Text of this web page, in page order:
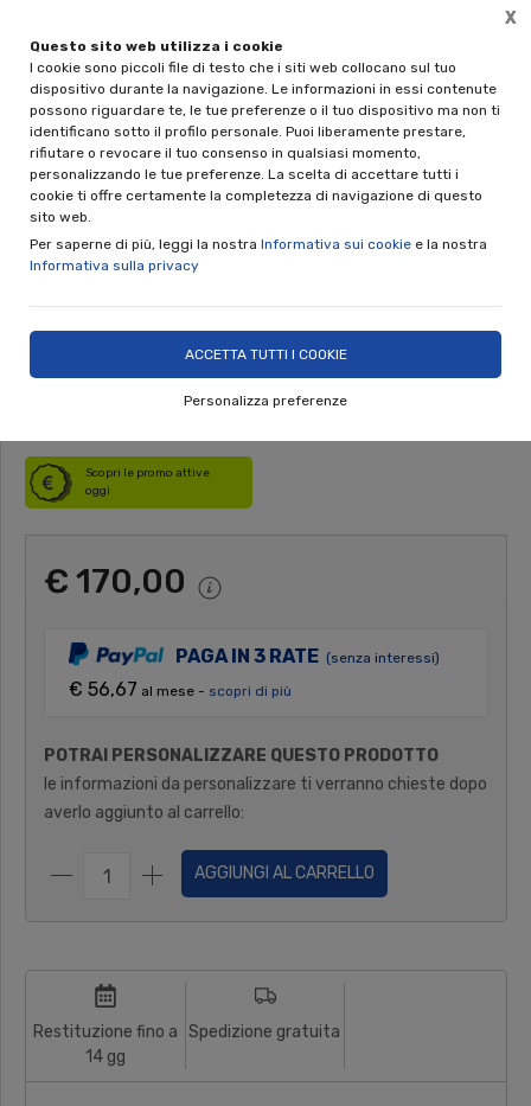
Questo sito web utilizza i cookie
I cookie sono piccoli file di testo che i siti web collocano sul tuo
dispositivo durante la navigazione. Le informazioni in essi contenute
possono riguardare te, le tue preferenze o il tuo dispositivo ma non ti
identificano sotto il profilo personale. Puoi liberamente prestare,
rifiutare o revocare il tuo consenso in qualsiasi momento,
personalizzando le tue preferenze. La scelta di accettare tutti i
cookie ti offre certamente la completezza di navigazione di questo
sito web.
Per saperne di più, leggi la nostra Informativa sui cookie e la nostra
Informativa sulla privacy
ACCETTA TUTTI I COOKIE
Personalizza preferenze
X
🎁 REGALA UNA CERAMICA NINO PARRUCCA
Disponibili le gift card da 50€ e 100€
Orologio a forma di Pesce
Nino Parrucca
Scopri le promo attive
oggi
€ 170,00
PAGA IN 3 RATE (senza interessi)
€ 56,67 al mese - scopri di più
POTRAI PERSONALIZZARE QUESTO PRODOTTO
le informazioni da personalizzare ti verranno chieste dopo
averlo aggiunto al carrello:
AGGIUNGI AL CARRELLO
Restituzione fino a
14 gg
Spedizione gratuita